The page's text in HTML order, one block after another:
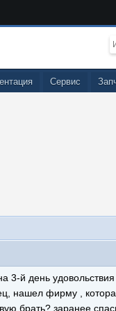
Сервис
й день
нашел фирму ,
брать? заранее